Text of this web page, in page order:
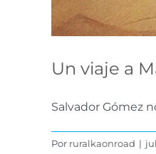
Un viaje a
Salvador Gómez
Por ruralkaonroad |